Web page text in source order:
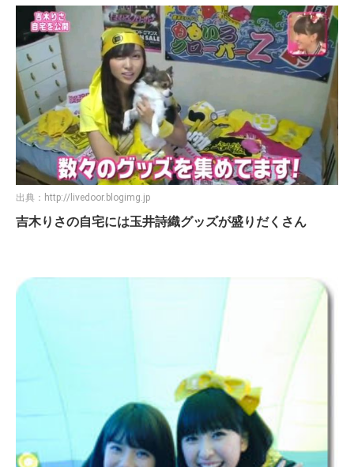
出典： http://livedoor.blogimg.jp
吉木りさの自宅には玉井詩織グッズが盛りだくさん